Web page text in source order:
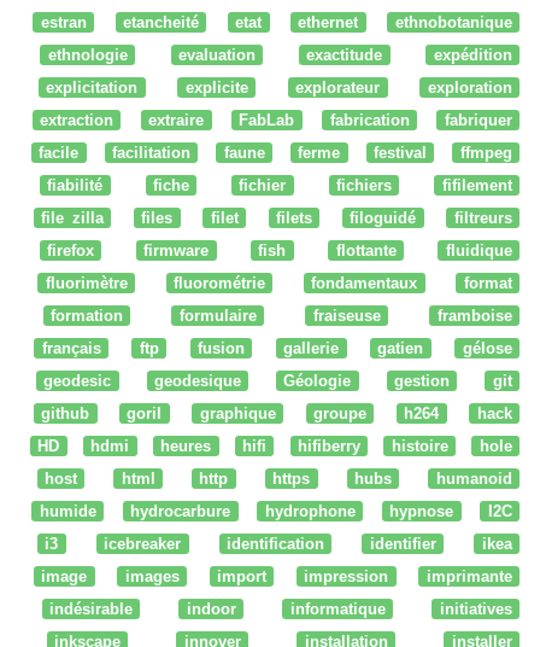
estran
etancheité etat ethernet
ethnobotanique
ethnologie
evaluation exactitude
expédition
explicitation
explicite explorateur
exploration
extraction
extraire FabLab fabrication
fabriquer
facile
facilitation faune ferme festival
ffmpeg
fiabilité
fiche fichier fichiers
fifilement
file zilla
files filet filets filoguidé
filtreurs
firefox
firmware fish flottante
fluidique
fluorimètre
fluorométrie fondamentaux
format
formation
formulaire fraiseuse
framboise
français
ftp fusion gallerie gatien
gélose
geodesic
geodesique Géologie gestion
git
github
goril graphique groupe h264
hack
HD
hdmi heures hifi hifiberry histoire
hole
host
html http https hubs
humanoid
humide
hydrocarbure hydrophone hypnose
I2C
i3
icebreaker identification identifier
ikea
image
images import impression
imprimante
indésirable
indoor informatique
initiatives
inkscape
innover installation installer